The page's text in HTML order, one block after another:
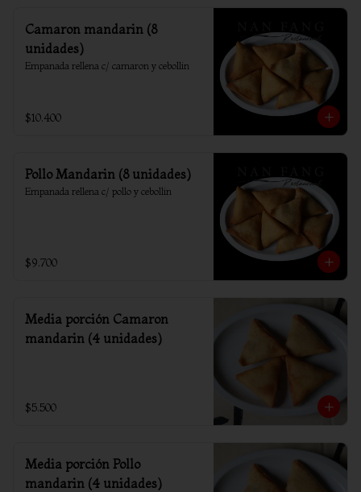
Camaron mandarin (8
unidades)
Empanada rellena c/ camaron y cebollin
$10.400
Pollo Mandarin (8 unidades)
Empanada rellena c/ pollo y cebollin
$9.700
Media porción Camaron
mandarin (4 unidades)
$5.500
Media porción Pollo
mandarin (4 unidades)